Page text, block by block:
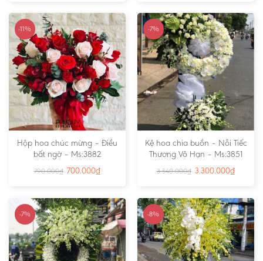
-11%
Hộp hoa chúc mừng – Điều
bất ngờ – Ms:3882
790.000₫ 700.000₫
-7%
Kệ hoa chia buồn – Nỗi Tiếc
Thương Vô Hạn – Ms:3851
3.540.000₫ 3.300.000₫
-7% -8%